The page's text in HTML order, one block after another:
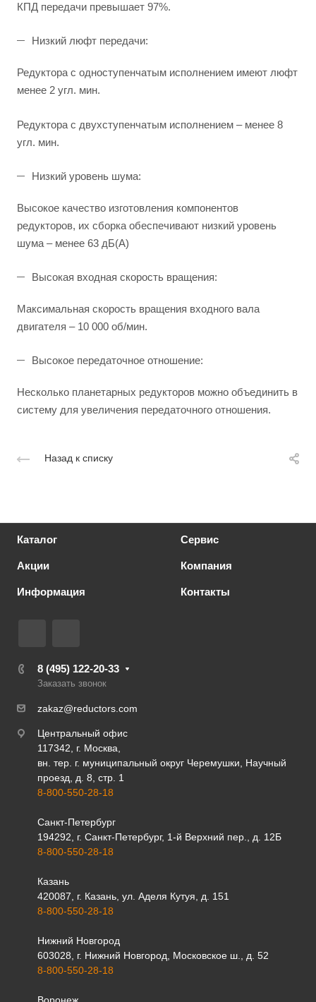
КПД передачи превышает 97%.
Низкий люфт передачи:
Редуктора с одноступенчатым исполнением имеют люфт
менее 2 угл. мин.
Редуктора с двухступенчатым исполнением – менее 8
угл. мин.
Низкий уровень шума:
Высокое качество изготовления компонентов
редукторов, их сборка обеспечивают низкий уровень
шума – менее 63 дБ(А)
Высокая входная скорость вращения:
Максимальная скорость вращения входного вала
двигателя – 10 000 об/мин.
Высокое передаточное отношение:
Несколько планетарных редукторов можно объединить в
систему для увеличения передаточного отношения.
Назад к списку
Каталог Сервис
Акции Компания
Информация Контакты
8 (495) 122-20-33
Заказать звонок
zakaz@reductors.com
Центральный офис
117342, г. Москва,
вн. тер. г. муниципальный округ Черемушки, Научный
проезд, д. 8, стр. 1
8-800-550-28-18
Санкт-Петербург
194292, г. Санкт-Петербург, 1-й Верхний пер., д. 12Б
8-800-550-28-18
Казань
420087, г. Казань, ул. Аделя Кутуя, д. 151
8-800-550-28-18
Нижний Новгород
603028, г. Нижний Новгород, Московское ш., д. 52
8-800-550-28-18